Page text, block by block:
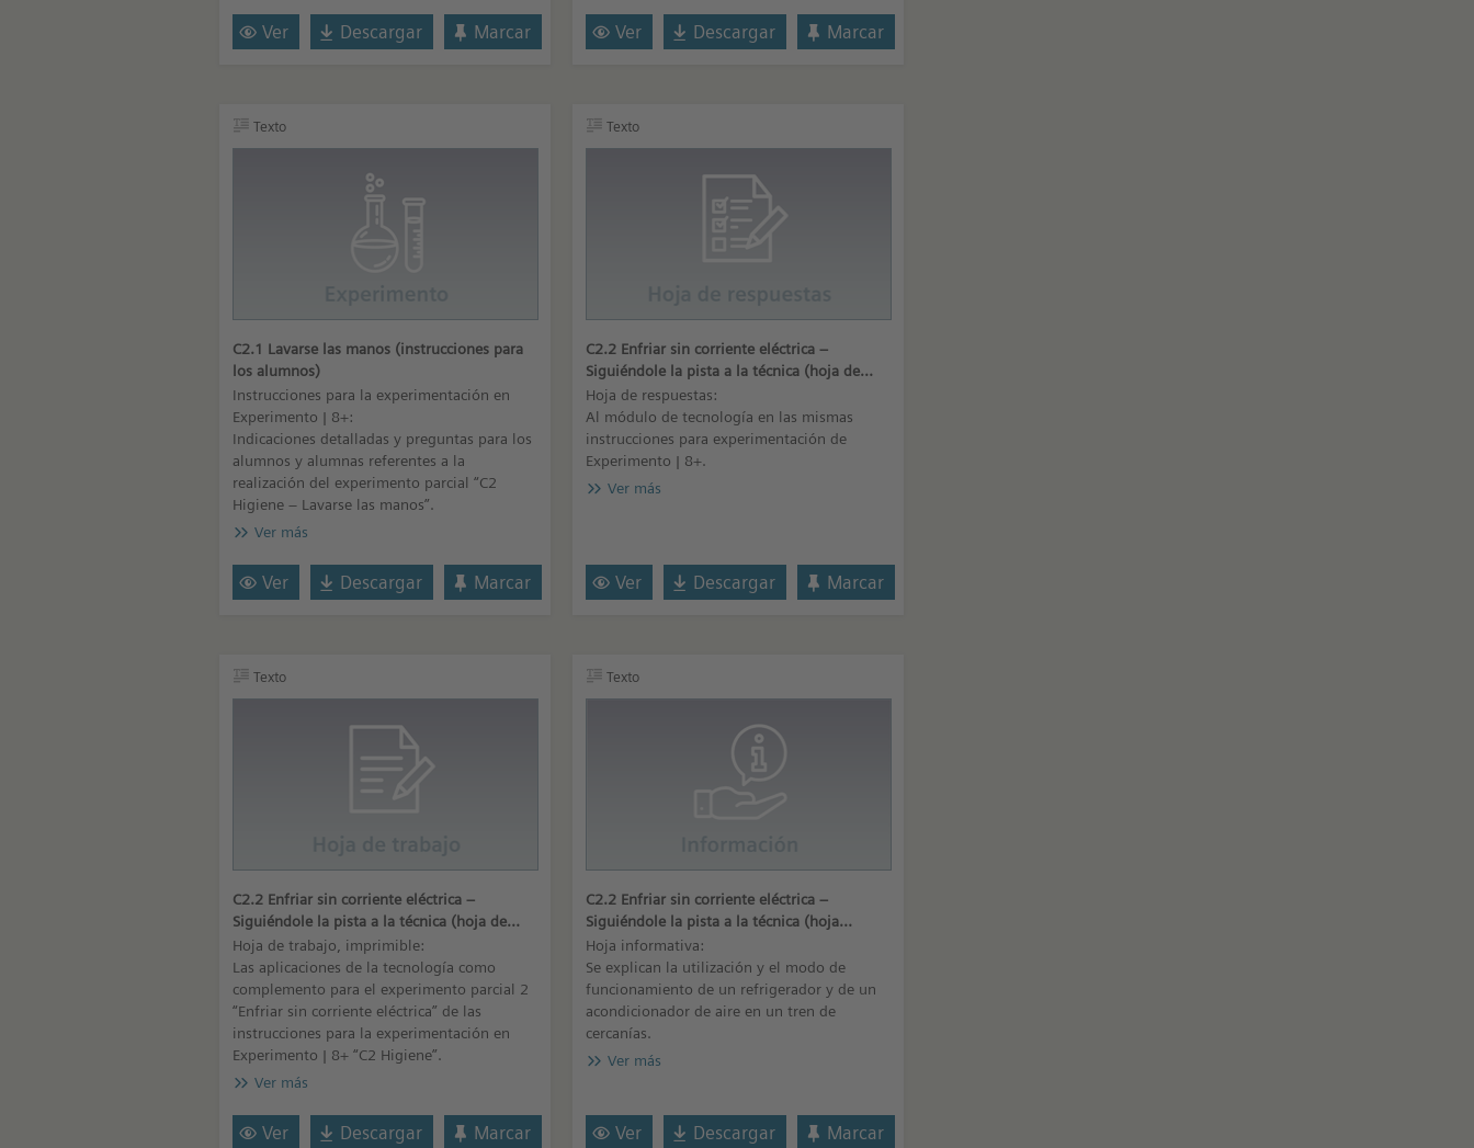
Ver Descargar Marcar Ver Descargar Marcar
Texto
C2.1 Lavarse las manos (instrucciones para
los alumnos)
Instrucciones para la experimentación en
Experimento | 8+:
Indicaciones detalladas y preguntas para los
alumnos y alumnas referentes a la
realización del experimento parcial “C2
Higiene – Lavarse las manos”.
Ver más
Ver Descargar Marcar
Texto
C2.2 Enfriar sin corriente eléctrica –
Siguiéndole la pista a la técnica (hoja de
respuestas)
Hoja de respuestas:
Al módulo de tecnología en las mismas
instrucciones para experimentación de
Experimento | 8+.
Ver más
Ver Descargar Marcar
Texto
C2.2 Enfriar sin corriente eléctrica –
Siguiéndole la pista a la técnica (hoja de
trabajo)
Hoja de trabajo, imprimible:
Las aplicaciones de la tecnología como
complemento para el experimento parcial 2
“Enfriar sin corriente eléctrica” de las
instrucciones para la experimentación en
Experimento | 8+ “C2 Higiene”.
Ver más
Ver Descargar Marcar
Texto
C2.2 Enfriar sin corriente eléctrica –
Siguiéndole la pista a la técnica (hoja
informativa)
Hoja informativa:
Se explican la utilización y el modo de
funcionamiento de un refrigerador y de un
acondicionador de aire en un tren de
cercanías.
Ver más
Ver Descargar Marcar